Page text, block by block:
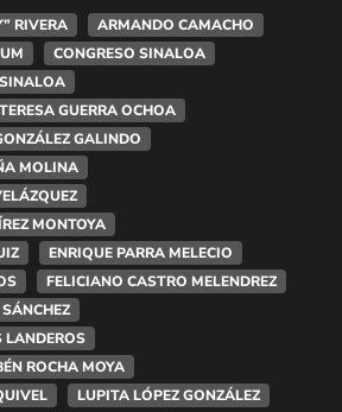
RIVERA
ARMANDO CAMACHO
CONGRESO SINALOA
GUERRA OCHOA
GALINDO
MOLINA
MONTOYA
ENRIQUE PARRA MELECIO
FELICIANO CASTRO MELENDREZ
LANDEROS
ROCHA MOYA
LUPITA LÓPEZ GONZÁLEZ